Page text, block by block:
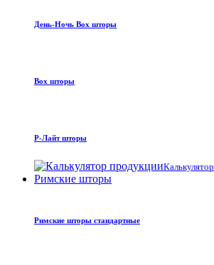
День-Ночь Box шторы
Box шторы
Р-Лайт шторы
Калькулятор
Римские шторы
Римские шторы стандартные